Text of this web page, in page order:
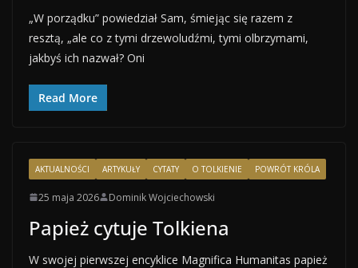
„W porządku” powiedział Sam, śmiejąc się razem z
resztą, „ale co z tymi drzewoludźmi, tymi olbrzymami,
jakbyś ich nazwał? Oni
Read More
AKTUALNOŚCI ARTYKUŁY CYTATY O TOLKIENIE POWRÓT KRÓLA
25 maja 2026 Dominik Wojciechowski
Papież cytuje Tolkiena
W swojej pierwszej encyklice Magnifica Humanitas papież